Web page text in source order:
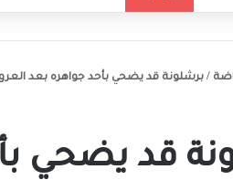
/ برشلونة قد يضحي بأحد جواهره بعد
قد يضحي